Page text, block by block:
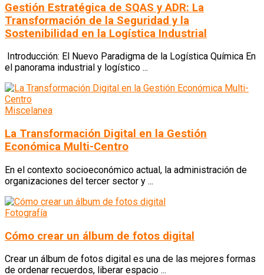
Gestión Estratégica de SQAS y ADR: La
Transformación de la Seguridad y la
Sostenibilidad en la Logística Industrial
Introducción: El Nuevo Paradigma de la Logística Química En
el panorama industrial y logístico ...
Miscelanea
La Transformación Digital en la Gestión
Económica Multi-Centro
En el contexto socioeconómico actual, la administración de
organizaciones del tercer sector y ...
Fotografía
Cómo crear un álbum de fotos digital
Crear un álbum de fotos digital es una de las mejores formas
de ordenar recuerdos, liberar espacio ...